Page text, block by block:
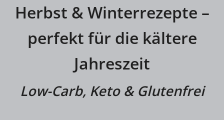
Herbst & Winterrezepte –
perfekt für die kältere
Jahreszeit
Low-Carb, Keto & Glutenfrei